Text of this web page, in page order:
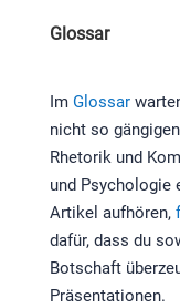
Glossar
Im Glossar
nicht so
Rhetorik und
und Psychologie
Artikel aufhören,
dafür, dass du
Botschaft
Präsentationen.